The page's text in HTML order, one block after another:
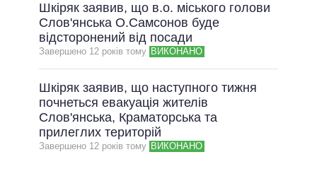
Шкіряк заявив, що в.о. міського голови
Слов'янська О.Самсонов буде
відсторонений від посади
Завершено 12 рокiв тому ВИКОНАНО
Шкіряк заявив, що наступного тижня
почнеться евакуація жителів
Слов'янська, Краматорська та
прилеглих територій
Завершено 12 рокiв тому ВИКОНАНО